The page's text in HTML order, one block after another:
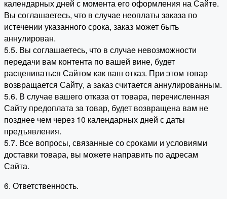
календарных дней с момента его оформления на Сайте.
Вы соглашаетесь, что в случае неоплаты заказа по
истечении указанного срока, заказ может быть
аннулирован.
5.5. Вы соглашаетесь, что в случае невозможности
передачи вам контента по вашей вине, будет
расцениваться Сайтом как ваш отказ. При этом товар
возвращается Сайту, а заказ считается аннулированным.
5.6. В случае вашего отказа от товара, перечисленная
Сайту предоплата за товар, будет возвращена вам не
позднее чем через 10 календарных дней с даты
предъявления.
5.7. Все вопросы, связанные со сроками и условиями
доставки товара, вы можете направить по адресам
Сайта.
6. Ответственность.